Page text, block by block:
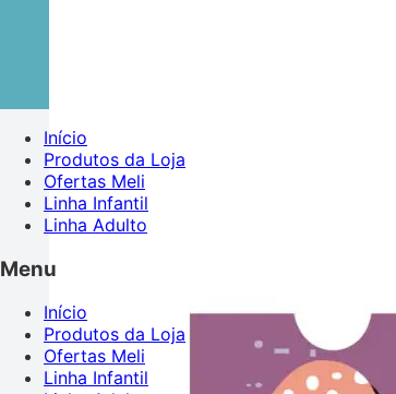
Início
Produtos da Loja
Ofertas Meli
Linha Infantil
Linha Adulto
Menu
Início
Produtos da Loja
Ofertas Meli
Linha Infantil